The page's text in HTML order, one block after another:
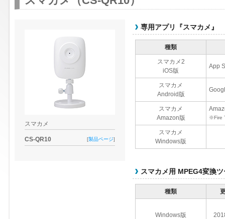
スマカメ
CS-QR10 [製品ページ]
専用アプリ『スマカメ』
種類
スマカメ2
iOS版
App
スマカメ
Android版
スマカメ
Amazon版
※Fire
スマカメ
Windows版
スマカメ用 MPEG4変換
種類
Windows版